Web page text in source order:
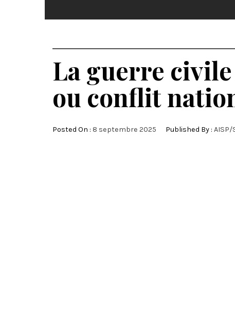
La guerre
ou conflit
Posted On : 8 septembre 2025 Published By : AISP/